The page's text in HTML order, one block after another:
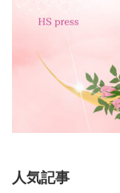
人気記事